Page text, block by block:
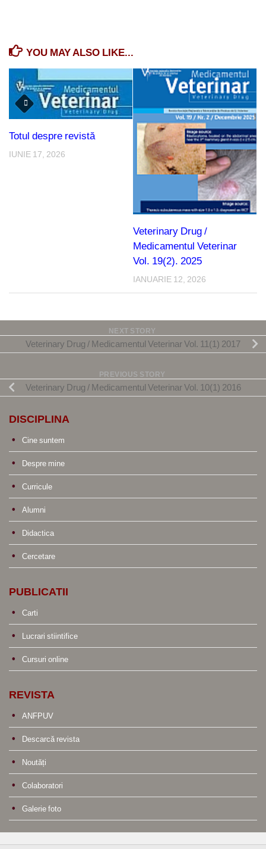
YOU MAY ALSO LIKE...
Totul despre revistă
IUNIE 17, 2026
Veterinary Drug /
Medicamentul Veterinar
Vol. 19(2). 2025
IANUARIE 12, 2026
NEXT STORY
Veterinary Drug / Medicamentul Veterinar Vol. 11(1) 2017
PREVIOUS STORY
Veterinary Drug / Medicamentul Veterinar Vol. 10(1) 2016
DISCIPLINA
Cine suntem
Despre mine
Curricule
Alumni
Didactica
Cercetare
PUBLICATII
Carti
Lucrari stiintifice
Cursuri online
REVISTA
ANFPUV
Descarcă revista
Noutăți
Colaboratori
Galerie foto